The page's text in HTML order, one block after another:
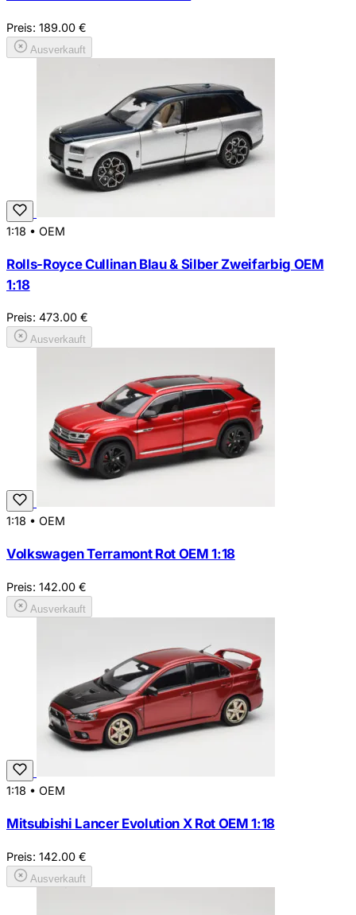
Preis: 189.00 €
Ausverkauft
1:18 • OEM
Rolls-Royce Cullinan Blau & Silber Zweifarbig OEM
1:18
Preis: 473.00 €
Ausverkauft
1:18 • OEM
Volkswagen Terramont Rot OEM 1:18
Preis: 142.00 €
Ausverkauft
1:18 • OEM
Mitsubishi Lancer Evolution X Rot OEM 1:18
Preis: 142.00 €
Ausverkauft